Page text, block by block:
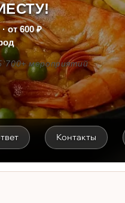
от 600 ₽
·700+ мероприятий
Контакты